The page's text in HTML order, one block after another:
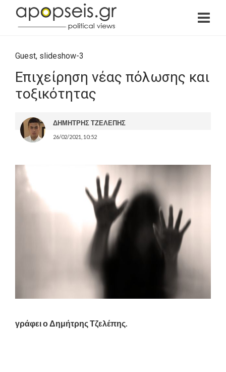
Guest, slideshow-3
Επιχείρηση νέας πόλωσης και
τοξικότητας
ΔΗΜΗΤΡΗΣ ΤΖΕΛΕΠΗΣ
26/02/2021, 10:52
γράφει ο Δημήτρης Τζελέπης.